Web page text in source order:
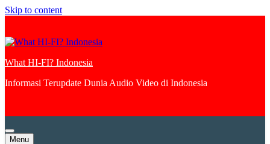
Skip to content
What HI-FI? Indonesia
Informasi Terupdate Dunia Audio Video di Indonesia
Menu